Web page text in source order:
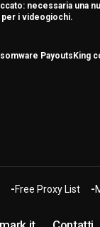
necessaria una
i videogiochi.
PayoutsKing
Free Proxy List